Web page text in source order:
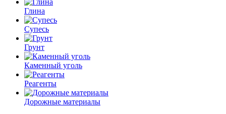
Глина
Супесь
Грунт
Каменный уголь
Реагенты
Дорожные материалы